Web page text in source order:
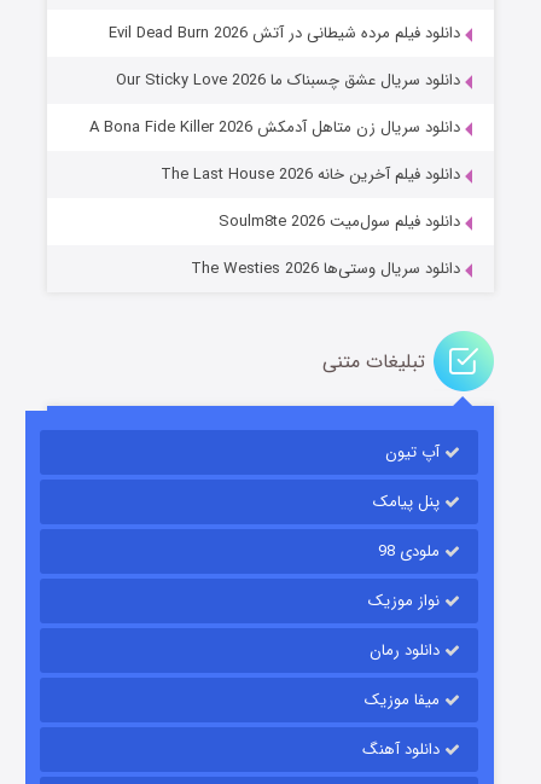
عملیات آپارتمان
قسمت۲ (زیرنویس) منتشر شد
قسمت
دانلود فیلم مرده شیطانی در آتش Evil Dead Burn 2026
دانلود سریال عشق چسبناک ما Our Sticky Love 2026
دانلود سریال زن متاهل آدمکش A Bona Fide Killer 2026
دانلود فیلم آخرین خانه The Last House 2026
دانلود فیلم سول‌میت Soulm8te 2026
دانلود سریال وستی‌ها The Westies 2026
تبلیغات متنی
آپ تیون
پنل پیامک
ملودی 98
نواز موزیک
دانلود رمان
میفا موزیک
دانلود آهنگ